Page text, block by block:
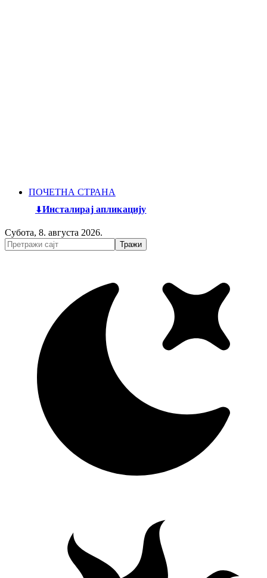
ПОЧЕТНА СТРАНА
Инсталирај апликацију
Субота, 8. августа 2026.